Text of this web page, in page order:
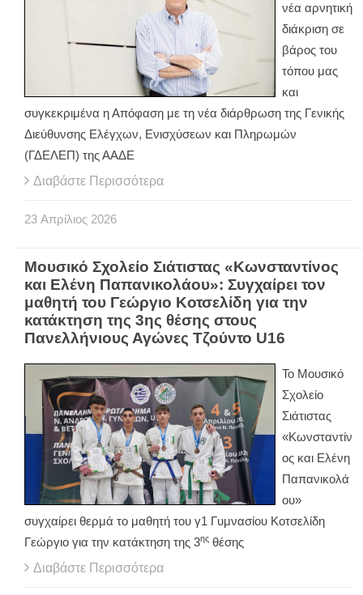
νέα αρνητική
διάκριση σε
βάρος του
τόπου μας
και
συγκεκριμένα η Απόφαση με τη νέα διάρθρωση της Γενικής
Διεύθυνσης Ελέγχων, Ενισχύσεων και Πληρωμών
(ΓΔΕΛΕΠ) της ΑΑΔΕ
Διαβάστε Περισσότερα
23 Απρίλιος 2026
Μουσικό Σχολείο Σιάτιστας «Κωνσταντίνος
και Ελένη Παπανικολάου»: Συγχαίρει τον
μαθητή του Γεώργιο Κοτσελίδη για την
κατάκτηση της 3ης θέσης στους
Πανελλήνιους Αγώνες Τζούντο U16
Το Μουσικό
Σχολείο
Σιάτιστας
«Κωνσταντίν
ος και Ελένη
Παπανικολά
ου»
συγχαίρει θερμά το μαθητή του γ1 Γυμνασίου Κοτσελίδη
Γεώργιο για την κατάκτηση της 3ης θέσης
Διαβάστε Περισσότερα